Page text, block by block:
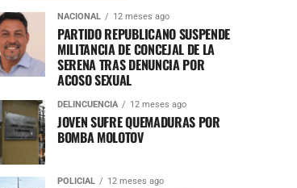
NACIONAL 12 meses ago
PARTIDO REPUBLICANO SUSPENDE
MILITANCIA DE CONCEJAL DE LA
SERENA TRAS DENUNCIA POR
ACOSO SEXUAL
DELINCUENCIA 12 meses ago
JOVEN SUFRE QUEMADURAS POR
BOMBA MOLOTOV
POLICIAL 12 meses ago